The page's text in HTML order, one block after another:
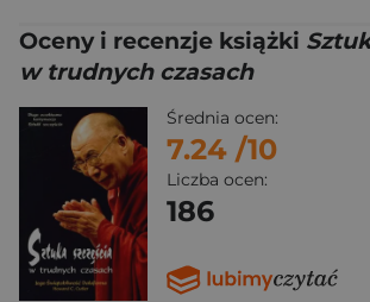
Oceny i recenzje książki
w trudnych czasach
Średnia ocen:
7.24 /10
Liczba ocen:
186